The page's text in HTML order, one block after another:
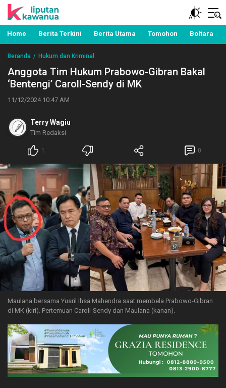
Liputan Kawanua
Berita Manado, Sulawesi Utara, Kawanua, Politik,
Pemerintahan, Hukum Kriminal dan Nasional
Home Berita Terkini Berita Utama Tomohon Boltara
Beranda Hukum dan Kriminal
Anggota Tim Hukum Prabowo-Gibran Bakal
‘Bentengi’ Caroll-Sendy di MK
11/12/2024 10:47 AM
Terry Wagiu
Tim Redaksi
1 0
Maulana bersama Yusril Ihsa Mahendra saat membela Prabowo-Gibran
di MK (kiri). Pertemuan Caroll-Sendy dan Maulana (kanan).